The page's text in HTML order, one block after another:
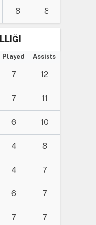
8 8
Played Assists
7 12
7 11
6 10
4 8
4 7
6 7
7 7